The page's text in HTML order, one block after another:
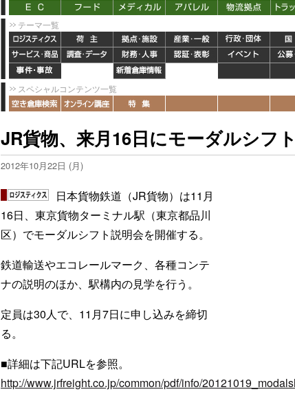
テーマ一覧
スペシャルコンテンツ一覧
JR貨物、来月16日にモーダルシフ
2012年10月22日 (月)
日本貨物鉄道（JR貨物）は11月
16日、東京貨物ターミナル駅（東京都品川
区）でモーダルシフト説明会を開催する。
鉄道輸送やエコレールマーク、各種コンテ
ナの説明のほか、駅構内の見学を行う。
定員は30人で、11月7日に申し込みを締切
る。
■詳細は下記URLを参照。
http://www.jrfreight.co.jp/common/pdf/info/